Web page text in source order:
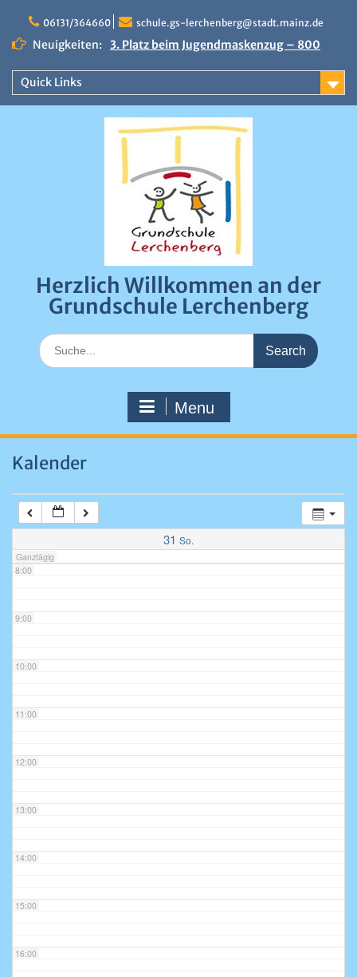
content
06131/364660 schule.gs-lerchenberg@stadt.mainz.de
Neuigkeiten:
3. Platz beim Jugendmaskenzug – 800
Grundschule Lerchenberg
Fastnachtsumzug 2026
Quick Links
Herzlich Willkommen an der
Grundschule Lerchenberg
Search
for:
Menu
Kalender
31 So.
Ganztägig
7:00
8:00
9:00
10:00
11:00
12:00
13:00
14:00
15:00
16:00